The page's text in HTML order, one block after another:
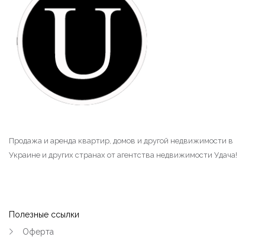
Продажа и аренда квартир, домов и другой недвижимости в
Украине и других странах от агентства недвижимости Удача!
Полезные ссылки
Оферта